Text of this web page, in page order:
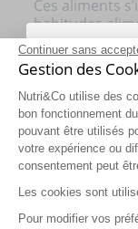
Continuer sans
Gestion des
Nutri&Co utilise des
bon fonctionnement
pouvant être utilisés
votre expérience ou
consentement peut
Les cookies sont
Pour modifier vos
Ces aliments
habitudes
condition : il
s'agit
les portions et
Les
Les frites
Les chips ;
Le chocolat
Le beurre ;
Le saumon
Inscrivez-